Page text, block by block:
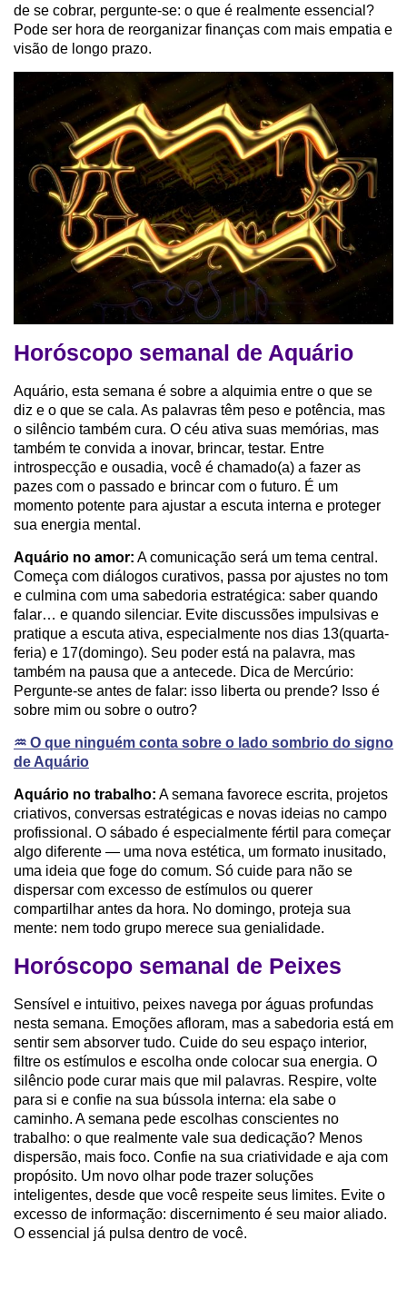
de se cobrar, pergunte-se: o que é realmente essencial?
Pode ser hora de reorganizar finanças com mais empatia e
visão de longo prazo.
Horóscopo semanal de Aquário
Aquário, esta semana é sobre a alquimia entre o que se
diz e o que se cala. As palavras têm peso e potência, mas
o silêncio também cura. O céu ativa suas memórias, mas
também te convida a inovar, brincar, testar. Entre
introspecção e ousadia, você é chamado(a) a fazer as
pazes com o passado e brincar com o futuro. É um
momento potente para ajustar a escuta interna e proteger
sua energia mental.
Aquário no amor: A comunicação será um tema central.
Começa com diálogos curativos, passa por ajustes no tom
e culmina com uma sabedoria estratégica: saber quando
falar… e quando silenciar. Evite discussões impulsivas e
pratique a escuta ativa, especialmente nos dias 13(quarta-
feria) e 17(domingo). Seu poder está na palavra, mas
também na pausa que a antecede. Dica de Mercúrio:
Pergunte-se antes de falar: isso liberta ou prende? Isso é
sobre mim ou sobre o outro?
♒️ O que ninguém conta sobre o lado sombrio do signo
de Aquário
Aquário no trabalho: A semana favorece escrita, projetos
criativos, conversas estratégicas e novas ideias no campo
profissional. O sábado é especialmente fértil para começar
algo diferente — uma nova estética, um formato inusitado,
uma ideia que foge do comum. Só cuide para não se
dispersar com excesso de estímulos ou querer
compartilhar antes da hora. No domingo, proteja sua
mente: nem todo grupo merece sua genialidade.
Horóscopo semanal de Peixes
Sensível e intuitivo, peixes navega por águas profundas
nesta semana. Emoções afloram, mas a sabedoria está em
sentir sem absorver tudo. Cuide do seu espaço interior,
filtre os estímulos e escolha onde colocar sua energia. O
silêncio pode curar mais que mil palavras. Respire, volte
para si e confie na sua bússola interna: ela sabe o
caminho. A semana pede escolhas conscientes no
trabalho: o que realmente vale sua dedicação? Menos
dispersão, mais foco. Confie na sua criatividade e aja com
propósito. Um novo olhar pode trazer soluções
inteligentes, desde que você respeite seus limites. Evite o
excesso de informação: discernimento é seu maior aliado.
O essencial já pulsa dentro de você.